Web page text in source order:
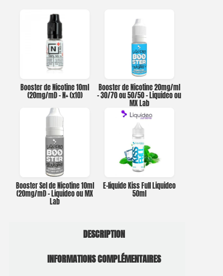
Booster de Nicotine 10ml
(20mg/ml) – N+ (x10)
Booster de Nicotine 20mg/ml
– 30/70 ou 50/50 – Liquideo ou
MX Lab
Booster Sel de Nicotine 10ml
(20mg/ml) – Liquideo ou MX
Lab
E-liquide Kiss Full Liquideo
50ml
DESCRIPTION
INFORMATIONS COMPLÉMENTAIRES